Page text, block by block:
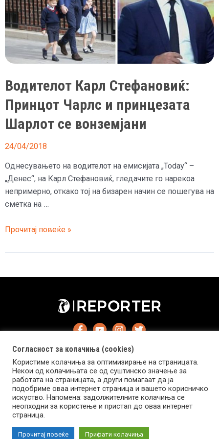
Водителот Карл Стефановиќ:
Принцот Чарлс и принцезата
Шарлот се вонземјани
24/04/2018
Однесувањето на водителот на емисијата „Today“ –
„Денес“, на Карл Стефановиќ, гледачите го нарекоа
непримерно, откако тој на бизарен начин се пошегува на
сметка на …
Водителот
Стефановиќ:
се
вонземјани
Прочитај повеќе »
Copyright © 2026 Reporter.mk | Member of Clip Media Group
Импресум Маркетинг Контакт Услови за користење
Согласност за колачиња (cookies)
Користиме колачиња за оптимизирање на страницата.
Некои од колачињата се од суштинско значење за
работата на страницата, а други помагаат да ја
подобриме оваа интернет страница и вашето корисничко
искуство. Напомена: задолжителните колачиња се
неопходни за користење и пристап до оваа интернет
страница.
Прочитај повеќе Прифати колачиња